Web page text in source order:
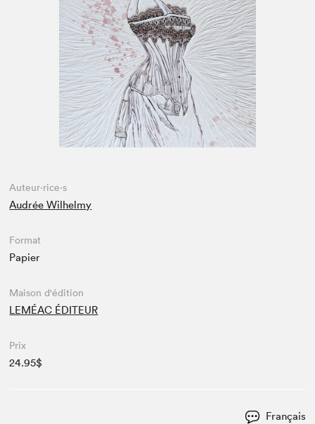
Espace médias
Auteur·rice·s
Audrée Wilhelmy
Format
Papier
Maison d'édition
LEMÉAC ÉDITEUR
Prix
24.95$
Français